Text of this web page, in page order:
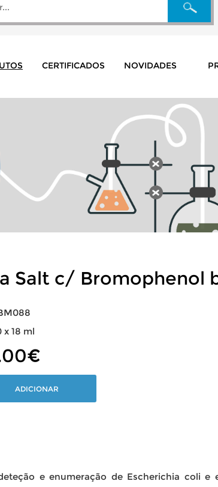
CERTIFICADOS NOVIDADES
Salt c/ Bromophenol
x 18 ml
ADICIONAR
e enumeração de Escherichia coli e